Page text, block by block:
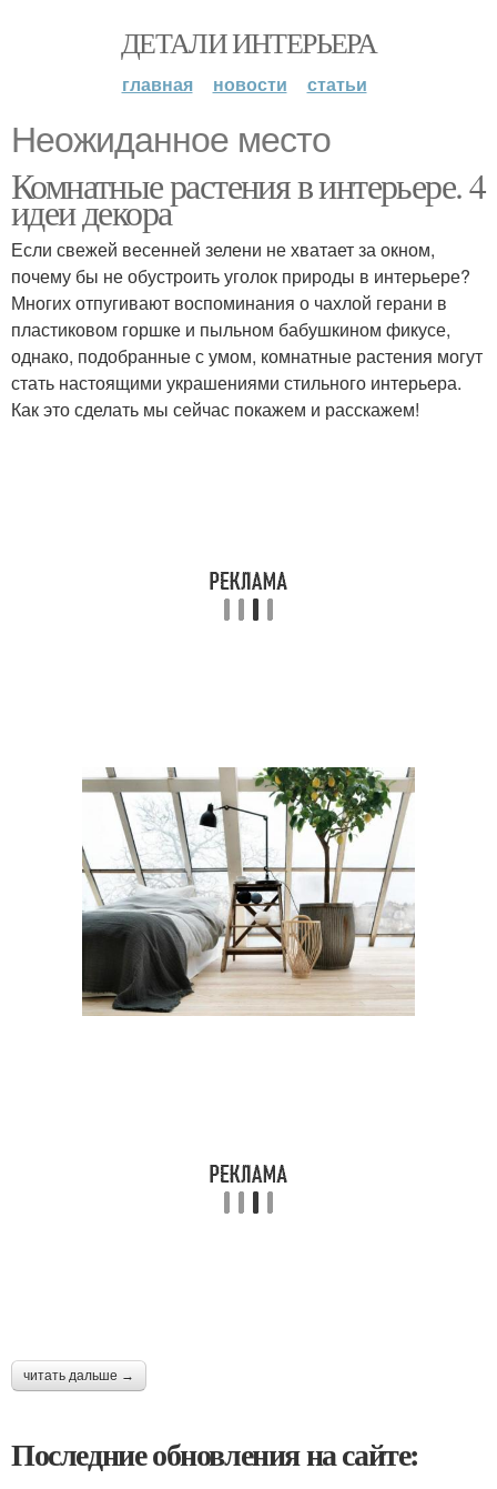
ДЕТАЛИ ИНТЕРЬЕРА
главная новости статьи
Неожиданное место
Комнатные растения в интерьере. 4
идеи декора
Если свежей весенней зелени не хватает за окном,
почему бы не обустроить уголок природы в интерьере?
Многих отпугивают воспоминания о чахлой герани в
пластиковом горшке и пыльном бабушкином фикусе,
однако, подобранные с умом, комнатные растения могут
стать настоящими украшениями стильного интерьера.
Как это сделать мы сейчас покажем и расскажем!
читать дальше →
Последние обновления на сайте: